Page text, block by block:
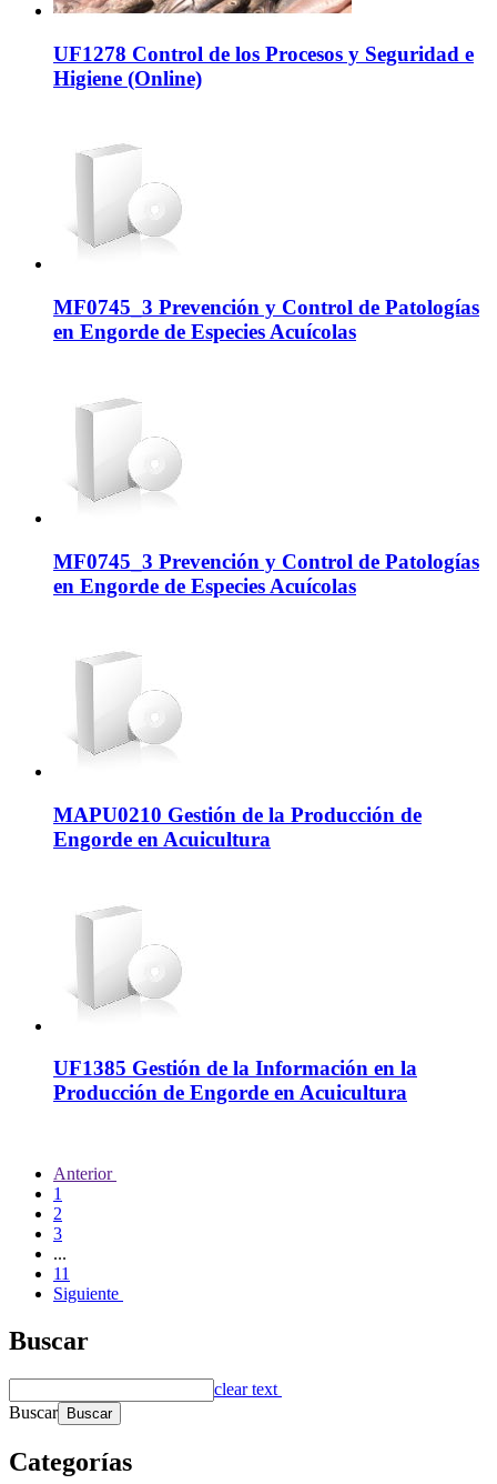
UF1278 Control de los Procesos y Seguridad e
Higiene (Online)
MF0745_3 Prevención y Control de Patologías
en Engorde de Especies Acuícolas
MF0745_3 Prevención y Control de Patologías
en Engorde de Especies Acuícolas
MAPU0210 Gestión de la Producción de
Engorde en Acuicultura
UF1385 Gestión de la Información en la
Producción de Engorde en Acuicultura
Anterior
1
2
3
...
11
Siguiente
Buscar
clear text
Buscar
Categorías